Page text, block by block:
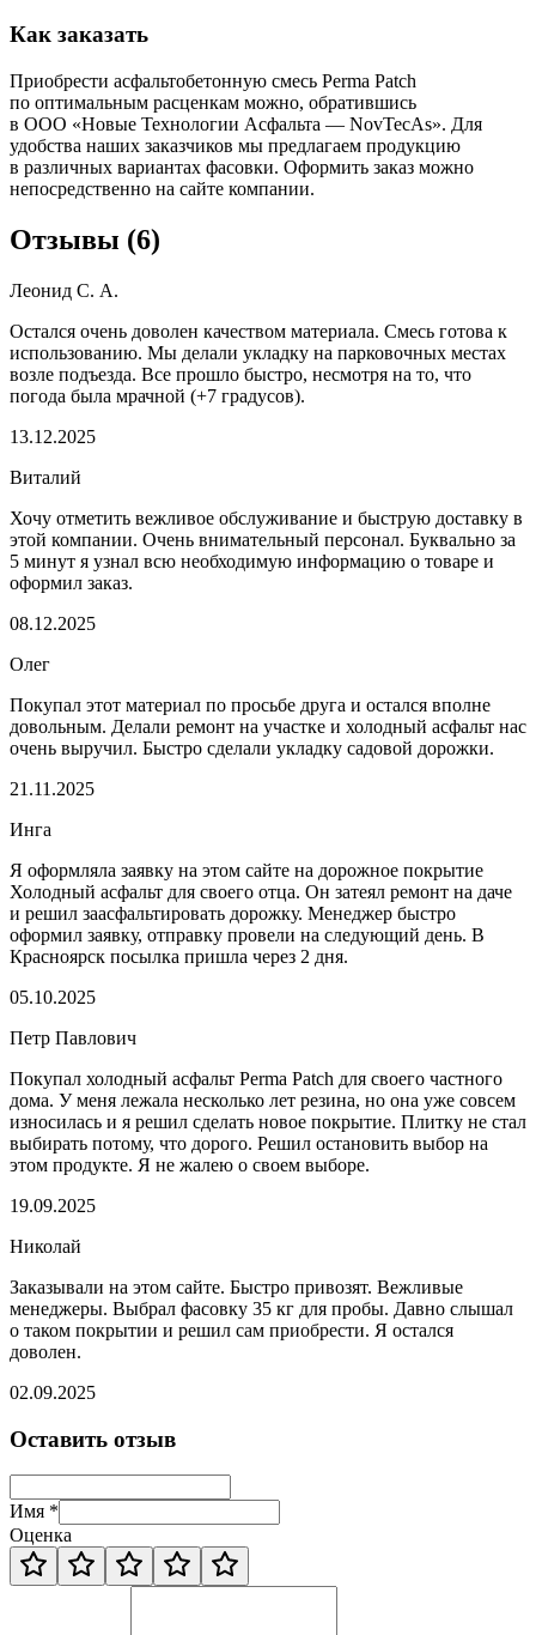
Как заказать
Приобрести асфальтобетонную смесь Perma Patch
по оптимальным расценкам можно, обратившись
в ООО «Новые Технологии Асфальта — NovTecAs». Для
удобства наших заказчиков мы предлагаем продукцию
в различных вариантах фасовки. Оформить заказ можно
непосредственно на сайте компании.
Отзывы (6)
Леонид С. А.
Остался очень доволен качеством материала. Смесь готова к
использованию. Мы делали укладку на парковочных местах
возле подъезда. Все прошло быстро, несмотря на то, что
погода была мрачной (+7 градусов).
13.12.2025
Виталий
Хочу отметить вежливое обслуживание и быструю доставку в
этой компании. Очень внимательный персонал. Буквально за
5 минут я узнал всю необходимую информацию о товаре и
оформил заказ.
08.12.2025
Олег
Покупал этот материал по просьбе друга и остался вполне
довольным. Делали ремонт на участке и холодный асфальт нас
очень выручил. Быстро сделали укладку садовой дорожки.
21.11.2025
Инга
Я оформляла заявку на этом сайте на дорожное покрытие
Холодный асфальт для своего отца. Он затеял ремонт на даче
и решил заасфальтировать дорожку. Менеджер быстро
оформил заявку, отправку провели на следующий день. В
Красноярск посылка пришла через 2 дня.
05.10.2025
Петр Павлович
Покупал холодный асфальт Perma Patch для своего частного
дома. У меня лежала несколько лет резина, но она уже совсем
износилась и я решил сделать новое покрытие. Плитку не стал
выбирать потому, что дорого. Решил остановить выбор на
этом продукте. Я не жалею о своем выборе.
19.09.2025
Николай
Заказывали на этом сайте. Быстро привозят. Вежливые
менеджеры. Выбрал фасовку 35 кг для пробы. Давно слышал
о таком покрытии и решил сам приобрести. Я остался
доволен.
02.09.2025
Оставить отзыв
Имя *
Оценка